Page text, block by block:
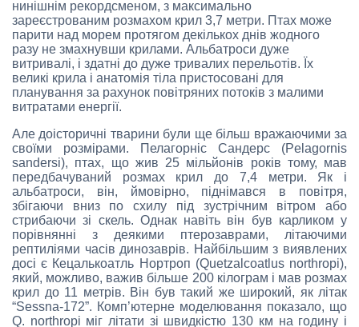
нинішнім рекордсменом, з максимально
зареєстрованим розмахом крил 3,7 метри. Птах може
парити над морем протягом декількох днів жодного
разу не змахнувши крилами. Альбатроси дуже
витривалі, і здатні до дуже тривалих перельотів. Їх
великі крила і анатомія тіла пристосовані для
планування за рахунок повітряних потоків з малими
витратами енергії.
Але доісторичні тварини були ще більш вражаючими за
своїми розмірами. Пелагорніс Сандерс (Pelagornis
sandersi), птах, що жив 25 мільйонів років тому, мав
передбачуваний розмах крил до 7,4 метри. Як і
альбатроси, він, ймовірно, піднімався в повітря,
збігаючи вниз по схилу під зустрічним вітром або
стрибаючи зі скель. Однак навіть він був карликом у
порівнянні з деякими птерозаврами, літаючими
рептиліями часів динозаврів. Найбільшим з виявлених
досі є Кецалькоатль Нортроп (Quetzalcoatlus northropi),
який, можливо, важив більше 200 кілограм і мав розмах
крил до 11 метрів. Він був такий же широкий, як літак
“Sessna-172”. Комп’ютерне моделювання показало, що
Q. northropi міг літати зі швидкістю 130 км на годину і